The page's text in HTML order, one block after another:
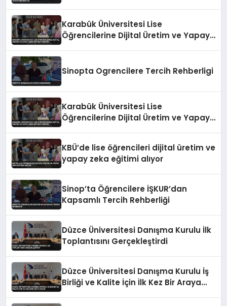
Karabük Üniversitesi Lise
Öğrencilerine Dijital Üretim ve Yapay
Sinopta Ogrencilere Tercih Rehberligi
Karabük Üniversitesi Lise
Öğrencilerine Dijital Üretim ve Yapay
KBÜ’de lise öğrencileri dijital üretim ve
yapay zeka eğitimi alıyor
Sinop’ta Öğrencilere İŞKUR’dan
Kapsamlı Tercih Rehberliği
Düzce Üniversitesi Danışma Kurulu İlk
Toplantısını Gerçekleştirdi
Düzce Üniversitesi Danışma Kurulu İş
Birliği ve Kalite İçin İlk Kez Bir Araya